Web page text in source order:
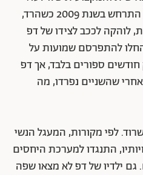
המפגש הראשוני בין השניים התרחש בשנת 2009 כשהרד,
לוהקה לככב לצידו של דפ
"יומן הרום". ב-2012 החלו להתפרסם שמועות על
ספורים בלבד, אך דפ
שהשניים נפרדו, מה
לפי מקורות, המעגל הנשי
התנגדו למערכת היחסים
ילדיו של דפ לא מצאו שפה